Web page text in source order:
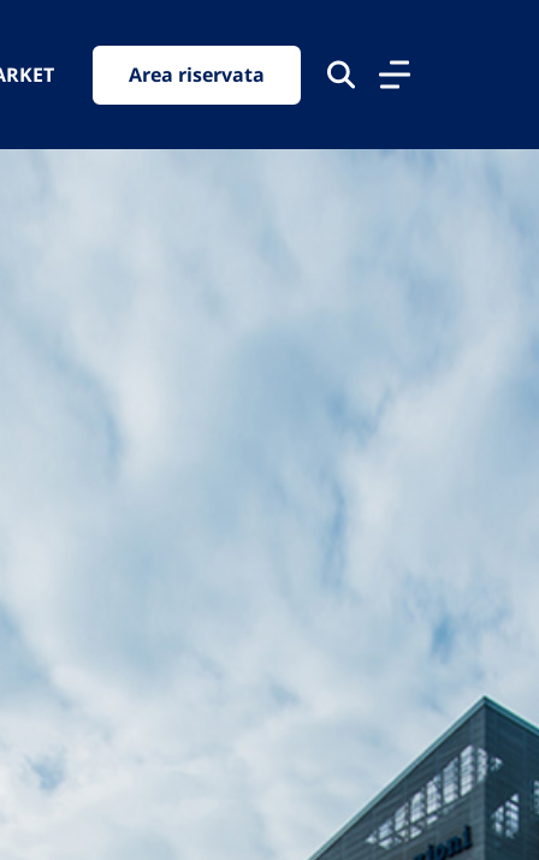
Area riservata